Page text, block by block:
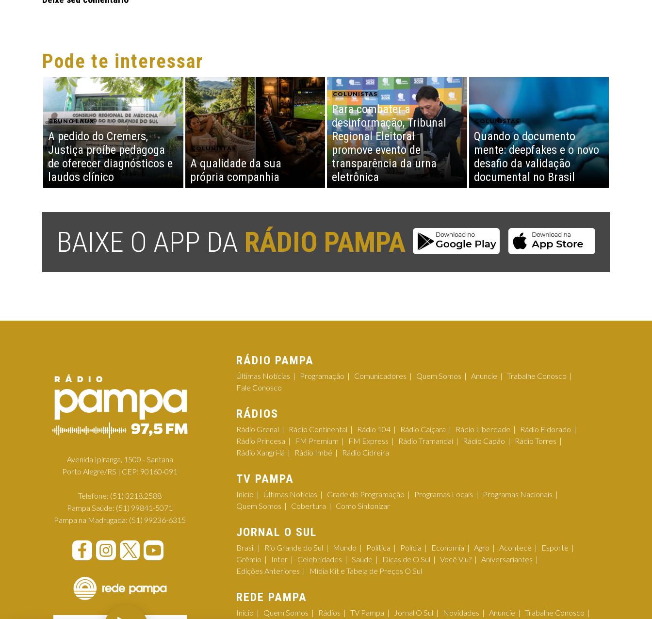
Pode te interessar
BRUNO LAUX
A pedido do Cremers,
Justiça proíbe pedagoga
de oferecer diagnósticos e
laudos clínico
COLUNISTAS
A qualidade da sua
própria companhia
COLUNISTAS
Para combater a
desinformação, Tribunal
Regional Eleitoral
promove evento de
transparência da urna
eletrônica
COLUNISTAS
Quando o documento
mente: deepfakes e o novo
desafio da validação
documental no Brasil
BAIXE O APP DA RÁDIO PAMPA
Avenida Ipiranga, 1500 - Santana
Porto Alegre/RS | CEP: 90160-091
Telefone: (51) 3218.2588
Pampa Saúde: (51) 99841-5071
Pampa na Madrugada: (51) 99236-6315
RÁDIO PAMPA
Últimas Notícias Programação Comunicadores Quem Somos Anuncie
Trabalhe Conosco
Fale Conosco
RÁDIOS
Rádio Grenal Rádio Continental Rádio 104 Rádio Caiçara Rádio Liberdade
Rádio Eldorado
Rádio Princesa
FM Premium FM Express Rádio Tramandaí Rádio Capão
Rádio Torres
Rádio Xangri-lá
Rádio Imbé Rádio Cidreira
TV PAMPA
Início Últimas Notícias Grade de Programação Programas Locais
Programas Nacionais
Quem Somos
Cobertura Como Sintonizar
JORNAL O SUL
Brasil Rio Grande do Sul Mundo Política Polícia Economia Agro Acontece
Esporte
Grêmio
Inter Celebridades Saúde Dicas de O Sul Você Viu?
Aniversariantes
Edições Anteriores
Mídia Kit e Tabela de Preços O Sul
REDE PAMPA
Início Quem Somos Rádios TV Pampa Jornal O Sul Novidades Anuncie Trabalhe Conosco